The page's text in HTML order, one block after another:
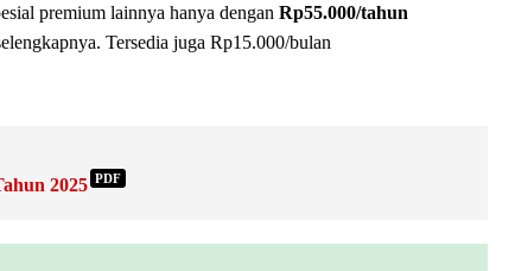
premium lainnya hanya dengan Rp55.000/tahun
Tersedia juga Rp15.000/bulan
2025 PDF